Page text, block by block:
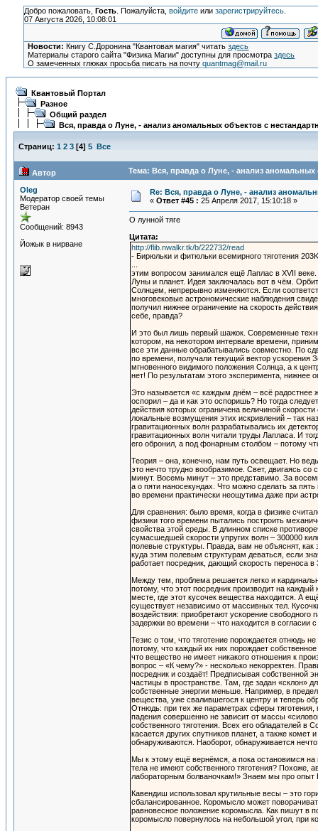
Добро пожаловать, Гость. Пожалуйста, войдитеили зарегистрируйтесь.
07 Августа 2026, 10:08:01
Новости: Книгу С.Доронина "Квантовая магия" читатьздесь
Материалы старого сайта "Физика Магии" доступны для просмотраздесь
О замеченных глюках просьба писать на почтуquantmag@mail.ru
Квантовый Портал
Разное
Общий раздел
Вся, правда о Луне, - анализ аномальных объектов с
Страниц: 1 2 3 [4] 5 Все
Автор Тема: Вся, правда о Луне, - анализ
Oleg
Модератор своей темы
Ветеран
Сообщений: 8943
Йожык в нирване
Re: Вся, правда о Луне, - анализ
« Ответ #45 : 25 Апреля 2017, 15:10:18 »
О лунной тяге
Цитата:
http://flib.nwalkr.tk/b/222732/read
- Бирюльки и фитюльки всемирного тяготения
этим вопросом занимался ещё Лаплас в XVII
Луны и планет. Идея заключалась вот в чём.
Солнцем, непрерывно изменяются. Если
многовековые астрономические наблюдения
получил нижнее ограничение на скорость
себе, правда?
И это был лишь первый шажок. Современные
котором, на некотором интервале времени,
все эти данные обрабатывались совместно. По
по времени, получали текущий вектор ускорения
мгновенного видимого положения Солнца, а к
нет! По результатам этого эксперимента, нижнее
Это называется «с каждым днём – всё радостнее
оспорил – да и как это оспоришь? Но тогда
действия которых ограничена величиной
локальные возмущения этих искривлений – так
гравитационных волн разрабатывались их
гравитационных волн читали труды Лапласа. И
его обронил, а под фонарным столбом – потому
Теория – она, конечно, нам путь освещает. Но
это нечто трудно вообразимое. Свет, двигаясь
минут. Восемь минут – это представимо. За
а о пяти наносекундах. Что можно сделать за
во времени практически неощутима даже при
Для сравнения: было время, когда в физике
физики того времени пытались построить
свойства этой среды. В длинном списке
сумасшедшей скорости упругих волн – 300000
полевые структуры. Правда, вам не объяснят,
куда этим полевым структурам деваться, если
работает посредник, дающий скорость переноса
Между тем, проблема решается легко и
потому, что этот посредник производит на
месте, где этот кусочек вещества находится. А
существует независимо от массивных тел.
воздействия: приобретают ускорение свободного
задержки во времени – что находится в
Тезис о том, что тяготение порождается отнюдь
потому, что каждый их них порождает
что вещество не имеет никакого отношения к
вопрос – «К чему?» - несколько некорректен.
посредник и создаёт! Предписывая собственной
частицы в пространстве. Там, где задан «склон»
собственные энергии меньше. Например, в
вещества, уже свалившегося к центру и теперь
Отнюдь: при тех же параметрах сферы тяготения,
падения совершенно не зависит от массы
собственного тяготения. Всех его обладателей
касается других спутников планет, а также комет
обнаруживаются. Наоборот, обнаруживается
Мы к этому ещё вернёмся, а пока остановимся на
тела не имеют собственного тяготения? Похоже,
лабораторным болваночкам!» Знаем мы про опыт
Кавендиш использовал крутильные весы – это
сбалансированное. Коромысло может
равновесное положение коромысла. Как пишут в
коромысло повернулось на небольшой угол, при